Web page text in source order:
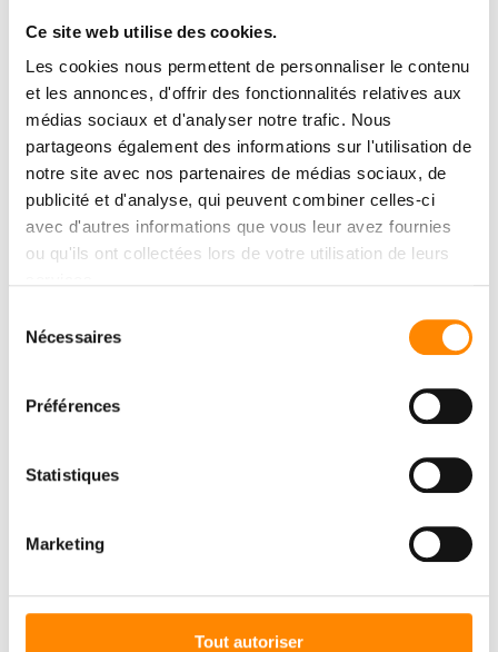
Ce site web utilise des cookies.
Les cookies nous permettent de personnaliser le contenu
et les annonces, d'offrir des fonctionnalités relatives aux
médias sociaux et d'analyser notre trafic. Nous
partageons également des informations sur l'utilisation de
notre site avec nos partenaires de médias sociaux, de
publicité et d'analyse, qui peuvent combiner celles-ci
avec d'autres informations que vous leur avez fournies
ou qu'ils ont collectées lors de votre utilisation de leurs
Nécessaires
Préférences
Statistiques
Marketing
Tout autoriser